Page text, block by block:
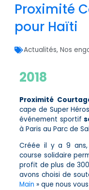
Proximité
pour Haïti
Actualités, Nos
2018
Proximité
cape de Super
événement sportif
à Paris au Parc de
Créée il y a 9
course solidaire
profit de plus de
avons choisi de
Main » que nous